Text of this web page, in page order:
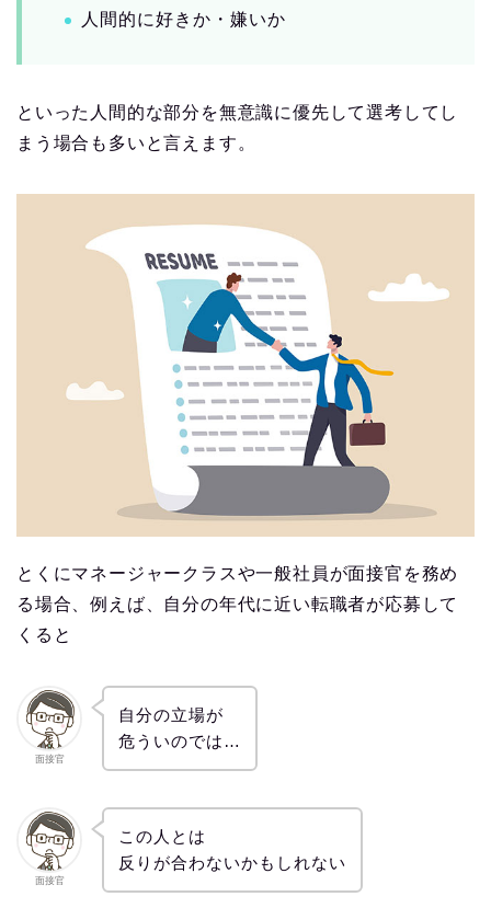
人間的に好きか・嫌いか
といった人間的な部分を無意識に優先して選考してし
まう場合も多いと言えます。
とくにマネージャークラスや一般社員が面接官を務め
る場合、例えば、自分の年代に近い転職者が応募して
くると
面接官
自分の立場が
危ういのでは…
面接官
この人とは
反りが合わないかもしれない